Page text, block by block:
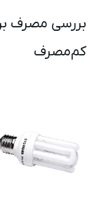
بررسی مصرف
کم‌مصرف